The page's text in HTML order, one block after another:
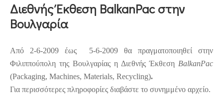
ΠΡΟΓΡΑΜΜΑΤΑ
ΣΥΜΜΕΤΟΧΗ
ΕΤΑΙΡΕΙΕΣ
Διεθνής Έκθεση BalkanPac στην
Βουλγαρία
Από 2-6-2009 έως
5-6-2009 θα πραγματοποιηθεί στην
Φιλιππούπολη της Βουλγαρίας η Διεθνής Έκθεση BalkanPac
(Packaging, Machines, Materials, Recycling).
Για περισσότερες πληροφορίες διαβάστε το συνημμένο αρχείο.